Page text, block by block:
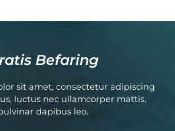
Befaring
sit amet, consectetur adipiscing
luctus nec ullamcorper mattis,
dapibus leo.​